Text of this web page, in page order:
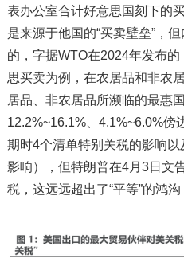
表办公室合计好意思国刻下的
是来源于他国的“买卖壁垒”，
的，字据WTO在2024年发布
思买卖为例，在农居品和非农
居品、非农居品所濒临的最惠
12.2%~16.1%、4.1%~6.0%傍
期时4个清单特别关税的影响
影响），但特朗普在4月3日文
税，这远远超出了“平等”的鸿